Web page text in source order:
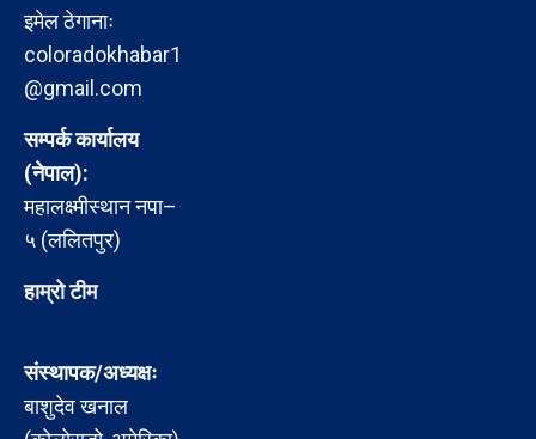
इमेल ठेगानाः
coloradokhabar1
@gmail.com
सम्पर्क कार्यालय
(नेपाल):
महालक्ष्मीस्थान नपा–
५ (ललितपुर)
हाम्रो टीम
संस्थापक/अध्यक्षः
बाशुदेव खनाल